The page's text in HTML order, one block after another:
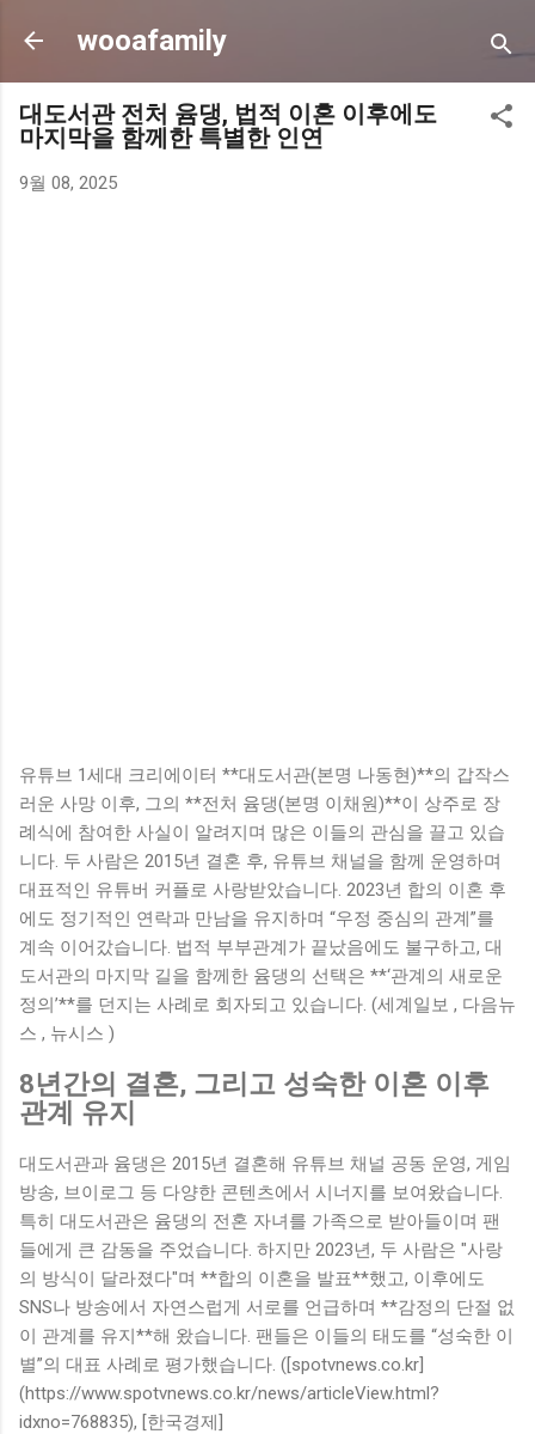
기본 콘텐츠로 건너뛰기
wooafamily
대도서관 전처 윰댕, 법적 이혼 이후에도
마지막을 함께한 특별한 인연
9월 08, 2025
유튜브 1세대 크리에이터 **대도서관(본명 나동현)**의 갑작스
러운 사망 이후, 그의 **전처 윰댕(본명 이채원)**이 상주로 장
례식에 참여한 사실이 알려지며 많은 이들의 관심을 끌고 있습
니다. 두 사람은 2015년 결혼 후, 유튜브 채널을 함께 운영하며
대표적인 유튜버 커플로 사랑받았습니다. 2023년 합의 이혼 후
에도 정기적인 연락과 만남을 유지하며 “우정 중심의 관계”를
계속 이어갔습니다. 법적 부부관계가 끝났음에도 불구하고, 대
도서관의 마지막 길을 함께한 윰댕의 선택은 **‘관계의 새로운
정의’**를 던지는 사례로 회자되고 있습니다. (세계일보 , 다음뉴
스 , 뉴시스 )
8년간의 결혼, 그리고 성숙한 이혼 이후
관계 유지
대도서관과 윰댕은 2015년 결혼해 유튜브 채널 공동 운영, 게임
방송, 브이로그 등 다양한 콘텐츠에서 시너지를 보여왔습니다.
특히 대도서관은 윰댕의 전혼 자녀를 가족으로 받아들이며 팬
들에게 큰 감동을 주었습니다. 하지만 2023년, 두 사람은 "사랑
의 방식이 달라졌다"며 **합의 이혼을 발표**했고, 이후에도
SNS나 방송에서 자연스럽게 서로를 언급하며 **감정의 단절 없
이 관계를 유지**해 왔습니다. 팬들은 이들의 태도를 “성숙한 이
별”의 대표 사례로 평가했습니다. ([spotvnews.co.kr]
(https://www.spotvnews.co.kr/news/articleView.html?
idxno=768835), [한국경제]